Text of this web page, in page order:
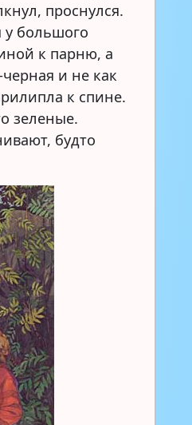
проснулся.
у большого
к парню, а
и не как
к спине.
зеленые.
будто